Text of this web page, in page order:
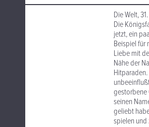
Die Welt,
Die
jetzt, ein
Beispiel für
Liebe mit
Nähe der
gestorbene
seinen
geliebt
spielen